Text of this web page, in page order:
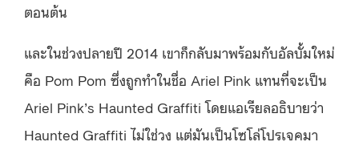
ตอนต้น
และในช่วงปลายปี 2014 เขาก็กลับมาพร้อมกับอัลบั้มใหม่
คือ Pom Pom ซึ่งถูกทำในชื่อ Ariel Pink แทนที่จะเป็น
Ariel Pink’s Haunted Graffiti โดยแอเรียลอธิบายว่า
Haunted Graffiti ไม่ใช่วง แต่มันเป็นโซโล่โปรเจคมา